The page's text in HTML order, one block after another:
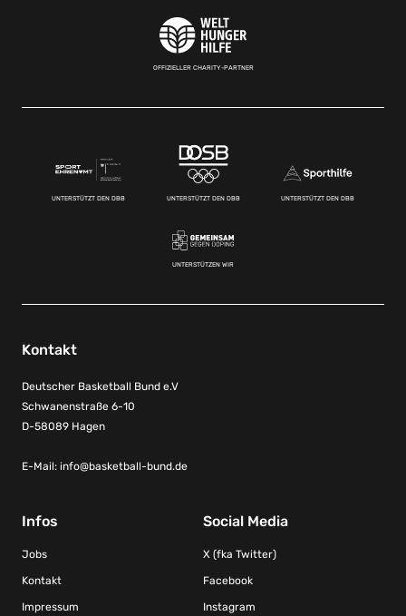
OFFIZIELLER CHARITY-PARTNER
UNTERSTÜTZT DEN DBB UNTERSTÜTZT DEN DBB UNTERSTÜTZT DEN DBB
UNTERSTÜTZEN WIR
Kontakt
Deutscher Basketball Bund e.V
Schwanenstraße 6-10
D-58089 Hagen
E-Mail: info@basketball-bund.de
Infos
Jobs
Kontakt
Impressum
Social Media
X (fka Twitter)
Facebook
Instagram